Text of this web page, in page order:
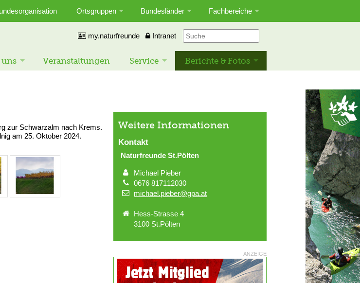
Ortsgruppen Bundesländer Fachbereiche
my.naturfreunde Intranet
uns Veranstaltungen Service Berichte & Fotos
zur Schwarzalm nach Krems.
am 25. Oktober 2024.
Weitere Informationen
Kontakt
Naturfreunde St.Pölten
Michael Pieber
0676 817112030
michael.pieber@gpa.at
Hess-Strasse 4
3100 St.Pölten
ANZEIGE